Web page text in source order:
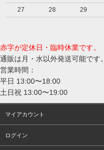
27
28 29
赤字が定休日・臨時休業です。
通販は月・水以外発送可能です。
営業時間：
平日 13:00〜18:00
土日祝 13:00〜19:00
マイアカウント
ログイン